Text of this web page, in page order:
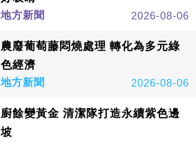
地方新聞
2026-08-06
農廢葡萄藤悶燒處理 轉化為多元綠
色經濟
地方新聞
2026-08-06
廚餘變黃金 清潔隊打造永續紫色邊
坡